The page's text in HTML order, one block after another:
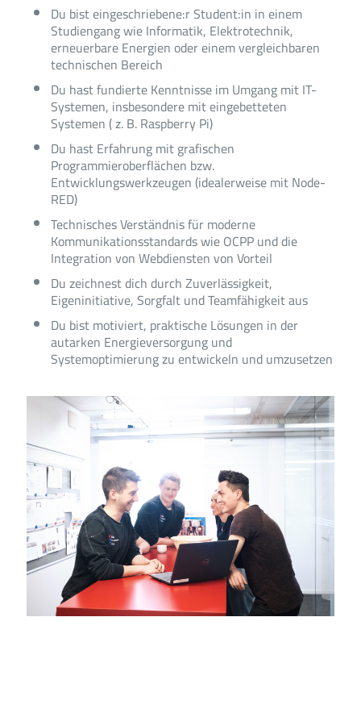
Du bist eingeschriebene:r Student:in in einem
Studiengang wie Informatik, Elektrotechnik,
erneuerbare Energien oder einem vergleichbaren
technischen Bereich
Du hast fundierte Kenntnisse im Umgang mit IT-
Systemen, insbesondere mit eingebetteten
Systemen ( z. B. Raspberry Pi)
Du hast Erfahrung mit grafischen
Programmieroberflächen bzw.
Entwicklungswerkzeugen (idealerweise mit Node-
RED)
Technisches Verständnis für moderne
Kommunikationsstandards wie OCPP und die
Integration von Webdiensten von Vorteil
Du zeichnest dich durch Zuverlässigkeit,
Eigeninitiative, Sorgfalt und Teamfähigkeit aus
Du bist motiviert, praktische Lösungen in der
autarken Energieversorgung und
Systemoptimierung zu entwickeln und umzusetzen